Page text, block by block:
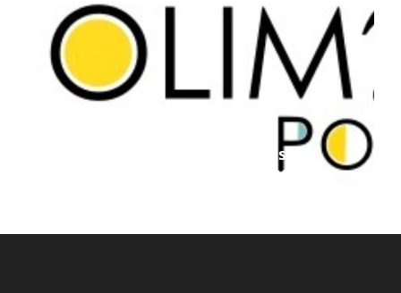
estudantes das universidades
federais e amplia oportunidades de